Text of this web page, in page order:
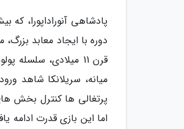
دوره با ایجاد معابد
پرتغالی ها کنترل بخش